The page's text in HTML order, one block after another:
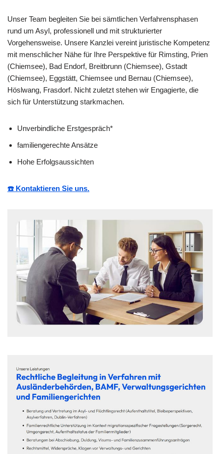
Unser Team begleiten Sie bei sämtlichen Verfahrensphasen
rund um Asyl, professionell und mit strukturierter
Vorgehensweise. Unsere Kanzlei vereint juristische Kompetenz
mit menschlicher Nähe für Ihre Perspektive für Rimsting, Prien
(Chiemsee), Bad Endorf, Breitbrunn (Chiemsee), Gstadt
(Chiemsee), Eggstätt, Chiemsee und Bernau (Chiemsee),
Höslwang, Frasdorf. Nicht zuletzt stehen wir Engagierte, die
sich für Unterstützung starkmachen.
Unverbindliche Erstgespräch*
familiengerechte Ansätze
Hohe Erfolgsaussichten
☎️ Kontaktieren Sie uns.